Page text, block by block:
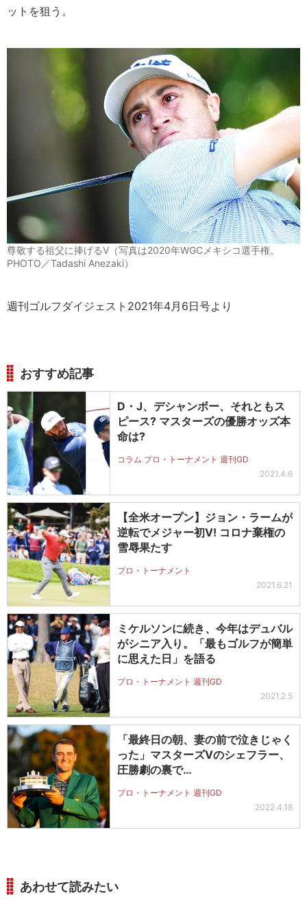
ットを狙う。
尊敬する祖父に捧げるV（写真は2020年WGCメキシコ選手権。
PHOTO／Tadashi Anezaki）
週刊ゴルフダイジェスト2021年4月6日号より
おすすめ記事
D・J、デシャンボー、それともス
ピース? マスターズの優勝オッズ本
命は?
コラム プロ・トーナメント 週刊GD
2021.4.6
【全米オープン】ジョン・ラームが
逆転でメジャー初V! コロナ棄権の
雪辱果たす
プロ・トーナメント
2021.6.21
ミケルソンに続き、今年はデュバル
がシニア入り。「最もゴルフが簡単
に思えた日」を語る
プロ・トーナメント 週刊GD
2021.2.5
「最終日の朝、妻の前で泣きじゃく
った」マスターズVのシェフラー、
圧勝劇の裏で…
プロ・トーナメント 週刊GD
2022.4.18
あわせて読みたい